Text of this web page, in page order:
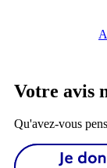
Votre avis
Qu'avez-vous